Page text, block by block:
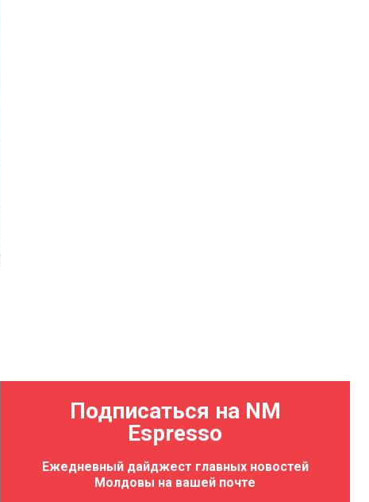
Подписаться на NM
Espresso
Ежедневный дайджест главных новостей
Молдовы на вашей почте